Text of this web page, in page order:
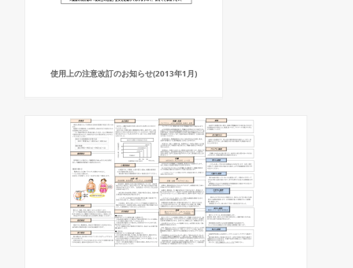
使用上の注意改訂のお知らせ(2013年1月)